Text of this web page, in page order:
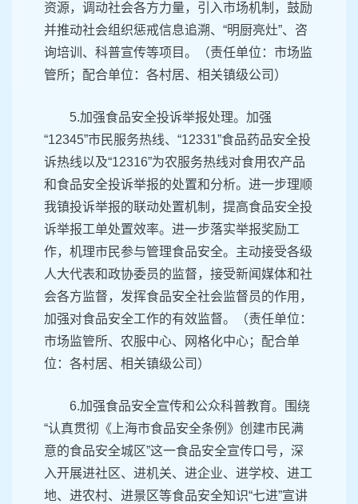
资源，调动社会各方力量，引入市场机制，鼓励
并推动社会组织惩戒信息追溯、“明厨亮灶”、咨
询培训、科普宣传等项目。（责任单位：市场监
管所；配合单位：各村居、相关镇级公司）
5.加强食品安全投诉举报处理。加强
“12345”市民服务热线、“12331”食品药品安全投
诉热线以及“12316”为农服务热线对食用农产品
和食品安全投诉举报的处置和分析。进一步理顺
我镇投诉举报的联动处置机制，提高食品安全投
诉举报工单处置效率。进一步落实举报奖励工
作，机理市民参与管理食品安全。主动接受各级
人大代表和政协委员的监督，接受新闻媒体和社
会各方监督，发挥食品安全社会监督员的作用，
加强对食品安全工作的有效监督。（责任单位：
市场监管所、农服中心、网格化中心；配合单
位：各村居、相关镇级公司）
6.加强食品安全宣传和公众科普教育。围绕
“认真贯彻《上海市食品安全条例》创建市民满
意的食品安全城区”这一食品安全宣传口号，深
入开展进社区、进机关、进企业、进学校、进工
地、进农村、进景区等食品安全知识“七进”宣讲